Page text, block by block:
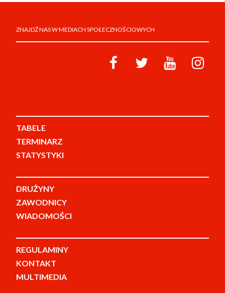
ZNAJDŹ NAS W MEDIACH SPOŁECZNOŚCIOWYCH
TABELE
TERMINARZ
STATYSTYKI
DRUŻYNY
ZAWODNICY
WIADOMOŚCI
REGULAMINY
KONTAKT
MULTIMEDIA